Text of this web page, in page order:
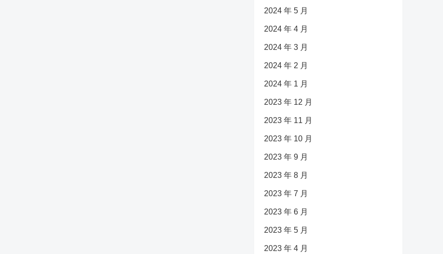
2024 年 5 月
2024 年 4 月
2024 年 3 月
2024 年 2 月
2024 年 1 月
2023 年 12 月
2023 年 11 月
2023 年 10 月
2023 年 9 月
2023 年 8 月
2023 年 7 月
2023 年 6 月
2023 年 5 月
2023 年 4 月